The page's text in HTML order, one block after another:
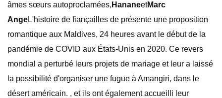
âmes sœurs autoproclamées, HananeetMarc
AngeL'histoire de fiançailles de présente une proposition
romantique aux Maldives, 24 heures avant le début de la
pandémie de COVID aux États-Unis en 2020. Ce revers
mondial a perturbé leurs projets de mariage et leur a laissé
la possibilité d'organiser une fugue à Amangiri, dans le
désert américain. , et ils ont également accueilli leur